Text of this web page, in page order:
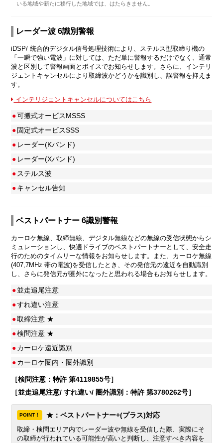
いる地域や新たに移行した地域では、はたらきません。
レーダー波 6識別警報
iDSP/ 統合的デジタル信号処理技術により、ステルス型取締り機の
「一瞬で強い電波」に対しては、ただ単に警報するだけでなく、通常
波と区別して警報画面とボイスでお知らせします。さらに、インテリ
ジェントキャンセルにより取締波かどうかを識別し、誤警報を抑えま
す。
インテリジェントキャンセルについてはこちら
●可搬式オービスMSSS
●固定式オービスSSS
● レーダー(Kバンド)
● レーダー(Xバンド)
●ステルス波
●キャンセル告知
ベストパートナー 6識別警報
カーロケ無線、取締無線、デジタル無線などの無線の受信状態からシ
ミュレーションし、快適ドライブのベストパートナーとして、安全走
行のためのタイムリーな情報をお知らせします。また、カーロケ無線
(407,7MHz 帯の電波)を受信したとき、その発信元の遠近を自動識別
し、さらに発信元が圏外になったと思われる場合もお知らせします。
●並走追尾注意
●すれ違い注意
●取締注意 ★
●検問注意 ★
●カーロケ遠近識別
●カーロケ圏内・圏外識別
［検問注意：特許 第4119855号］
［並走追尾注意/ すれ違い/ 圏外識別：特許 第3780262号］
POINT！ ★：ベストパートナー+(プラス)対応
取締・検問エリア内でレーダー波や無線を受信した際、実際にそ
の取締が行われている可能性が高いと判断し、注意すべき内容を